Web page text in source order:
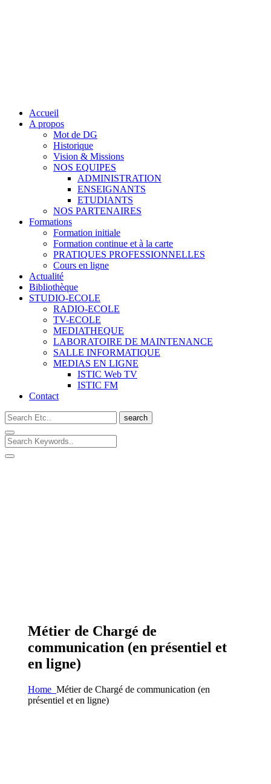
Accueil
A propos
Mot de DG
Historique
Vision & Missions
NOS EQUIPES
ADMINISTRATION
ENSEIGNANTS
ETUDIANTS
NOS PARTENAIRES
Formations
Formation initiale
Formation continue et à la carte
PRATIQUES PROFESSIONNELLES
Cours en ligne
Actualité
Bibliothèque
STUDIO-ECOLE
RADIO-ECOLE
TV-ECOLE
MEDIATHEQUE
LABORATOIRE DE MAINTENANCE
SALLE INFORMATIQUE
MEDIAS EN LIGNE
ISTIC Web TV
ISTIC FM
Contact
search
Métier de Chargé de
communication (en présentiel et
en ligne)
Home Métier de Chargé de communication (en
présentiel et en ligne)